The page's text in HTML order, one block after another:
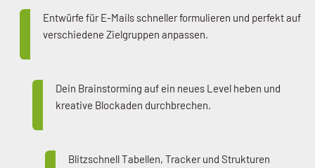
Entwürfe für E-Mails schneller formulieren und perfekt auf
verschiedene Zielgruppen anpassen.
Dein Brainstorming auf ein neues Level heben und
kreative Blockaden durchbrechen.
Blitzschnell Tabellen, Tracker und Strukturen